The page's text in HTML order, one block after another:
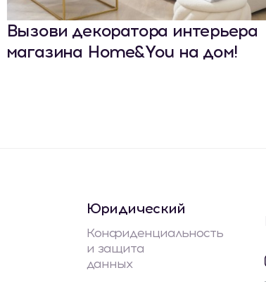
Вызови декоратора интерьера
магазина Home&You на дом!
Юридический
Конфиденциальность
и защита
данных